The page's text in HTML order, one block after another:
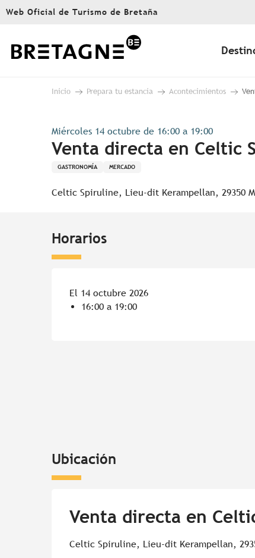
Aller
principal
Web Oficial de Turismo de Bretaña
Inicio Prepara tu estancia Acontecimientos
Miércoles 14 octubre de 16:00 a 19:00
Venta directa en Celtic
GASTRONOMÍA MERCADO
Celtic Spiruline, Lieu-dit Kerampellan, 29350
Horarios
El 14 octubre 2026
16:00 a 19:00
Ubicación
Venta directa en
Celtic Spiruline, Lieu-dit Kerampellan,